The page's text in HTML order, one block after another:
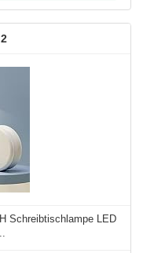
2
Schreibtischlampe LED